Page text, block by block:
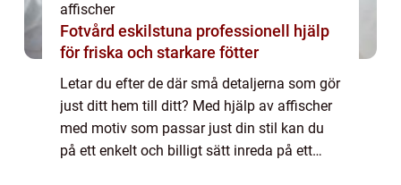
affischer
Fotvård eskilstuna professionell hjälp
för friska och starkare fötter
Letar du efter de där små detaljerna som gör
just ditt hem till ditt? Med hjälp av affischer
med motiv som passar just din stil kan du
på ett enkelt och billigt sätt inreda på ett